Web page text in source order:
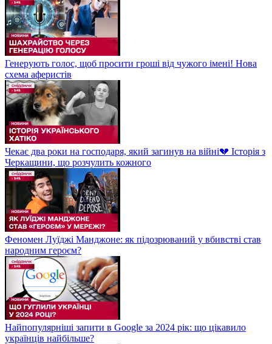
Генерують голос, щоб просити гроші від чужого імені! Нова
схема аферистів
Чекає два роки на господаря, який загинув на війні💔 Історія з
Черкащини, що розчулить кожного
Феномен Луїджі Манджоне: як підозрюваний у вбивстві став
народним героєм?
Найпопулярніші запити в Google за 2024 рік: що цікавило
українців найбільше?